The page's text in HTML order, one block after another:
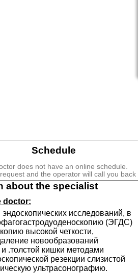
Schedule
does not have an online schedule.
and the operator will call you back
about the specialist
doctor:
исследований, в
(ЭГДС)
высокой четкости,
новообразований
.толстой кишки методами
резекции слизистой
ультрасонографию.